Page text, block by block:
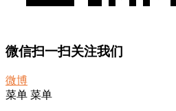
微信扫一扫关注我们
微博
菜单 菜单